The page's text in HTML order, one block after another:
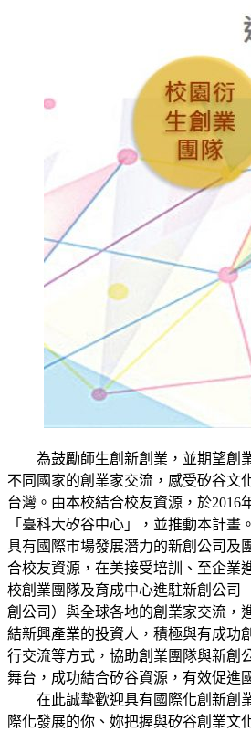
為鼓勵師生創新創業，並期望創
不同國家的創業家交流，感受矽谷文
台灣。由本校結合校友資源，於2016
「臺科大矽谷中心」，並推動本計畫
具有國際市場發展潛力的新創公司及
合校友資源，在美接受培訓、至企業
校創業團隊及育成中心進駐新創公司
創公司）與全球各地的創業家交流，
結新興產業的投資人，積極與有成功
行交流等方式，協助創業團隊與新創
舞台，成功結合矽谷資源，有效促進
在此誠摯歡迎具有國際化創新創
際化發展的你、妳把握與矽谷創業文